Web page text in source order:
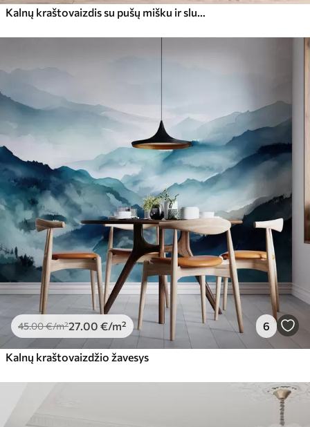
45.00€/m²27 .00 €/m² 6
Kalnų kraštovaizdžio žavesys